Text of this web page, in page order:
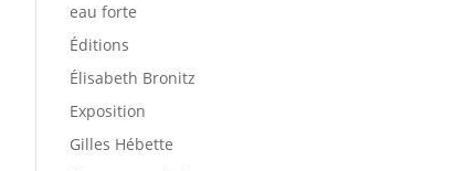
eau forte
Éditions
Élisabeth Bronitz
Exposition
Gilles Hébette